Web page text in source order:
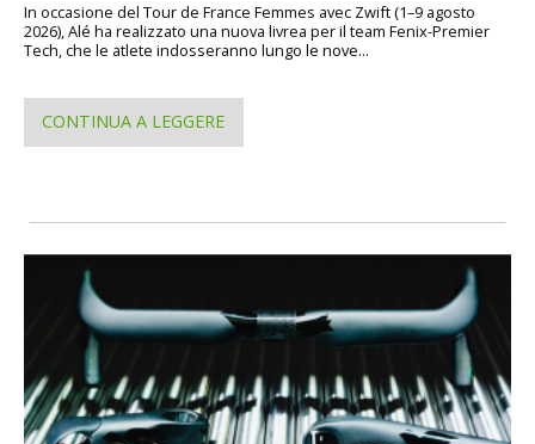
In occasione del Tour de France Femmes avec Zwift (1–9 agosto
2026), Alé ha realizzato una nuova livrea per il team Fenix-Premier
Tech, che le atlete indosseranno lungo le nove...
CONTINUA A LEGGERE